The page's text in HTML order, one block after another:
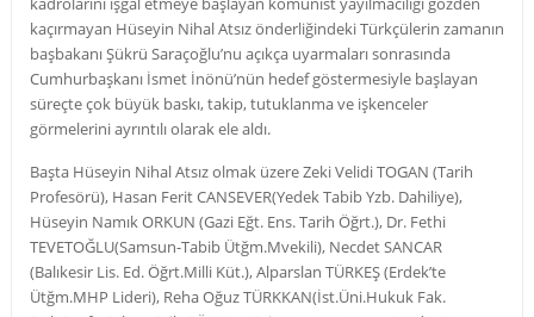
kaçırmayan Hüseyin Nihal Atsız önderliğindeki Türkçülerin zamanın
başbakanı Şükrü Saraçoğlu’nu açıkça uyarmaları sonrasında
Cumhurbaşkanı İsmet İnönü’nün hedef göstermesiyle başlayan
süreçte çok büyük baskı, takip, tutuklanma ve işkenceler
görmelerini ayrıntılı olarak ele aldı.
Başta Hüseyin Nihal Atsız olmak üzere Zeki Velidi TOGAN (Tarih
Profesörü), Hasan Ferit CANSEVER(Yedek Tabib Yzb. Dahiliye),
Hüseyin Namık ORKUN (Gazi Eğt. Ens. Tarih Öğrt.), Dr. Fethi
TEVETOĞLU(Samsun-Tabib Ütğm.Mvekili), Necdet SANCAR
(Balıkesir Lis. Ed. Öğrt.Milli Küt.), Alparslan TÜRKEŞ (Erdek’te
Ütğm.MHP Lideri), Reha Oğuz TÜRKKAN(İst.Üni.Hukuk Fak.